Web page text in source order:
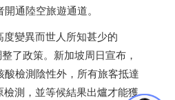
開通陸空旅遊通道。
變異而世人所知甚少的
了政策。 新加坡周日宣布，
檢測陰性外，所有旅客抵達
測，並等候結果出爐才能獲